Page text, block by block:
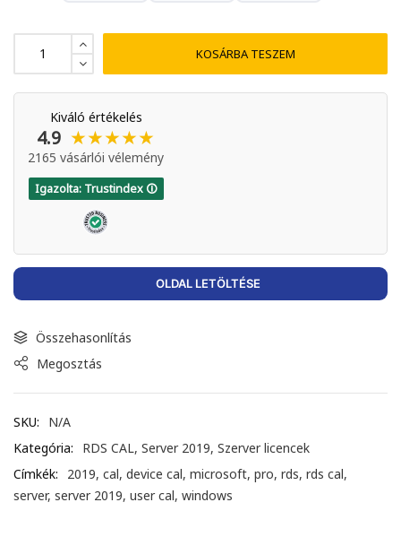
KOSÁRBA TESZEM
Kiváló értékelés
4.9 ★★★★★
2165 vásárlói vélemény
Igazolta: Trustindex 🛈
OLDAL LETÖLTÉSE
Összehasonlítás
Megosztás
SKU:
N/A
Kategória:
RDS CAL, Server 2019, Szerver licencek
Címkék:
2019, cal, device cal, microsoft, pro, rds, rds cal,
server, server 2019, user cal, windows